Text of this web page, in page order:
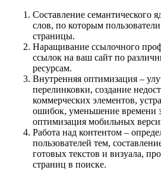
Составление семантического
слов, по которым
страницы.
Наращивание ссылочного
ссылок на ваш сайт по
ресурсам.
Внутренняя оптимизация –
перелинковки, создание
коммерческих элементов,
ошибок, уменьшение времени
оптимизация мобильных
Работа над контентом –
пользователей тем,
готовых текстов и визуала,
страниц в поиске.